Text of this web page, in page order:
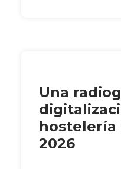
Una
hostelería
2026